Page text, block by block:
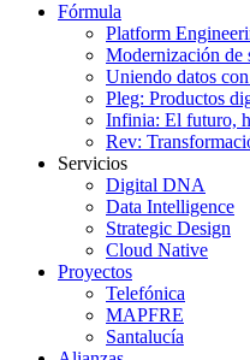
Fórmula
Platform
Modernización de
Uniendo datos
Pleg: Productos
Infinia: El futuro,
Rev:
Servicios
Digital DNA
Data Intelligence
Strategic Design
Cloud Native
Proyectos
Telefónica
MAPFRE
Santalucía